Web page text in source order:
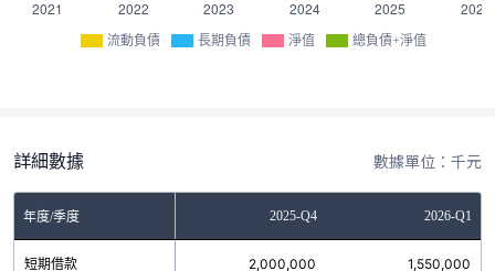
流動負債 長期負債 淨值 總負債+淨值
詳細數據 數據單位：千元
年度/季度 2025-Q4 2026-Q1
短期借款 2,000,000 1,550,000